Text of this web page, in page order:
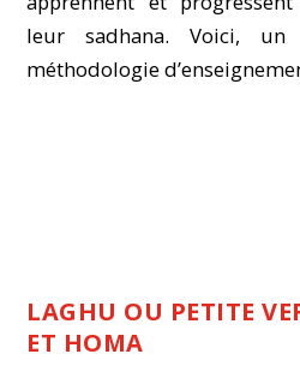
leur sadhana. Voici,
méthodologie
LAGHU OU PETITE
ET HOMA